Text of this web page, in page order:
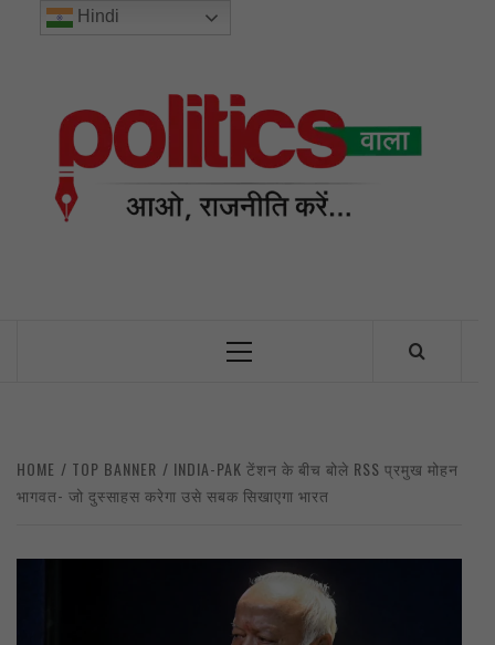
Primary
HOME TOP BANNER
INDIA-PAK टेंशन के बीच बोले RSS प्रमुख मोहन
भागवत- जो दुस्साहस करेगा उसे सबक सिखाएगा भारत
Hindi